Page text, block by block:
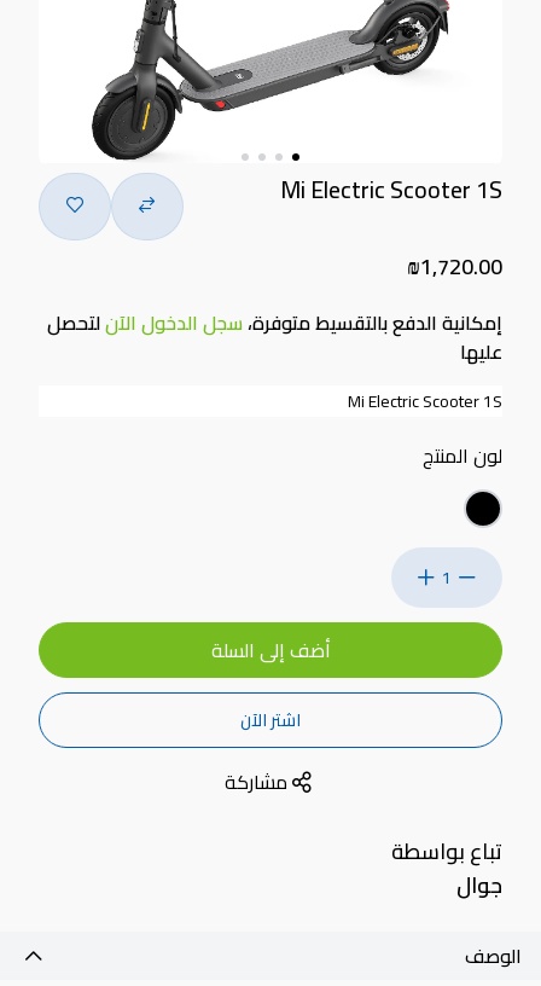
Mi Electric Scooter 1S
₪1,720.00
إمكانية الدفع بالتقسيط متوفرة،سجل الدخول الآنلتحصل
عليها
Mi Electric Scooter 1S
لون المنتج
1
أضف إلى السلة
اشتر الآن
مشاركة
تباع بواسطة
جوال
الوصف